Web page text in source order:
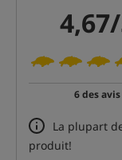
6 des avis
La plupart
produit!